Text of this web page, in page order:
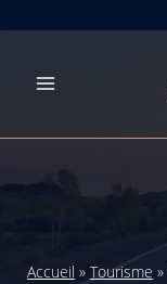
Accueil » Tourisme »